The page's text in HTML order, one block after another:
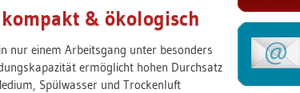
kompakt & ökologisch
nur einem Arbeitsgang unter besonders
ermöglicht hohen Durchsatz
Spülwasser und Trockenluft